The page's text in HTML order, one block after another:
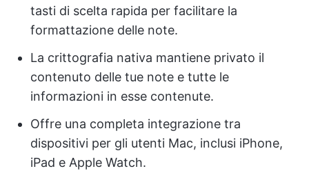
tasti di scelta rapida per facilitare la
formattazione delle note.
La crittografia nativa mantiene privato il
contenuto delle tue note e tutte le
informazioni in esse contenute.
Offre una completa integrazione tra
dispositivi per gli utenti Mac, inclusi iPhone,
iPad e Apple Watch.